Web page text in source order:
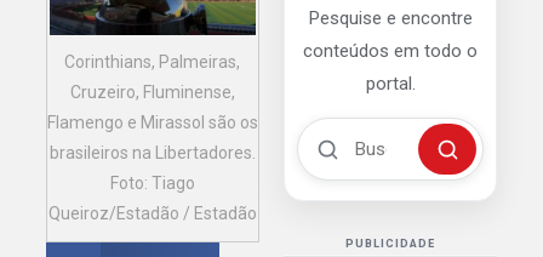
Corinthians, Palmeiras,
Cruzeiro, Fluminense,
Flamengo e Mirassol são os
brasileiros na Libertadores.
Foto: Tiago
Queiroz/Estadão / Estadão
Pesquise e encontre
conteúdos em todo o
portal.
Buscar no Mengão 360
Buscar
PUBLICIDADE